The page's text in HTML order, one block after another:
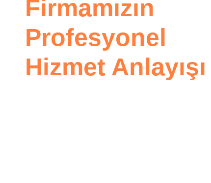
Firmamızın
Profesyonel
Hizmet Anlayışı